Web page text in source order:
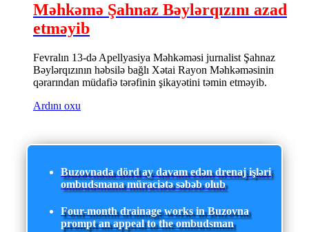
Məhkəmə Şahnaz Bəylərqızını azad
etməyib
Fevralın 13-də Apellyasiya Məhkəməsi jurnalist Şahnaz
Bəylərqızının həbsilə bağlı Xətai Rayon Məhkəməsinin
qərarından müdafiə tərəfinin şikayətini təmin etməyib.
Ardını oxu
Buzovnada dörd ay davam edən drenaj işləri
ombudsmana müraciətə səbəb olub
Four-month drainage works in Buzovna
prompt an appeal to the ombudsman